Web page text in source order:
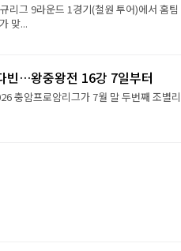
리그 9라운드 1경기(철원 투어)에서 홈팀
맞...
빈…왕중왕전 16강 7일부터
충암프로암리그가 7월 말 두번째 조별리